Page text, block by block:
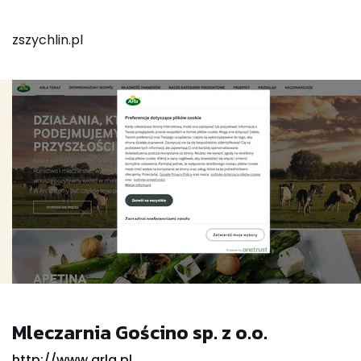
zszychlin.pl
Mleczarnia Gościno sp. z o.o.